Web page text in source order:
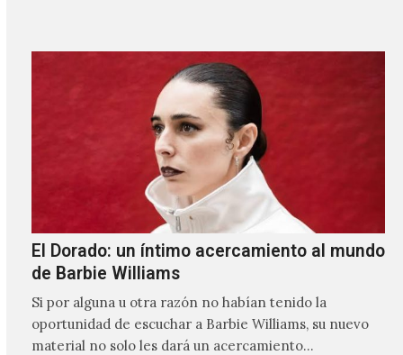
El Dorado: un íntimo acercamiento al mundo
de Barbie Williams
Si por alguna u otra razón no habían tenido la
oportunidad de escuchar a Barbie Williams, su nuevo
material no solo les dará un acercamiento…